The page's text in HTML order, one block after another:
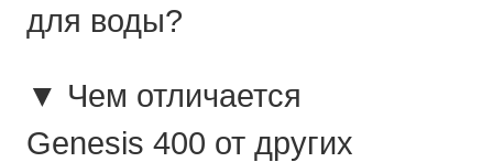
для воды?
▼ Чем отличается
Genesis 400 от других